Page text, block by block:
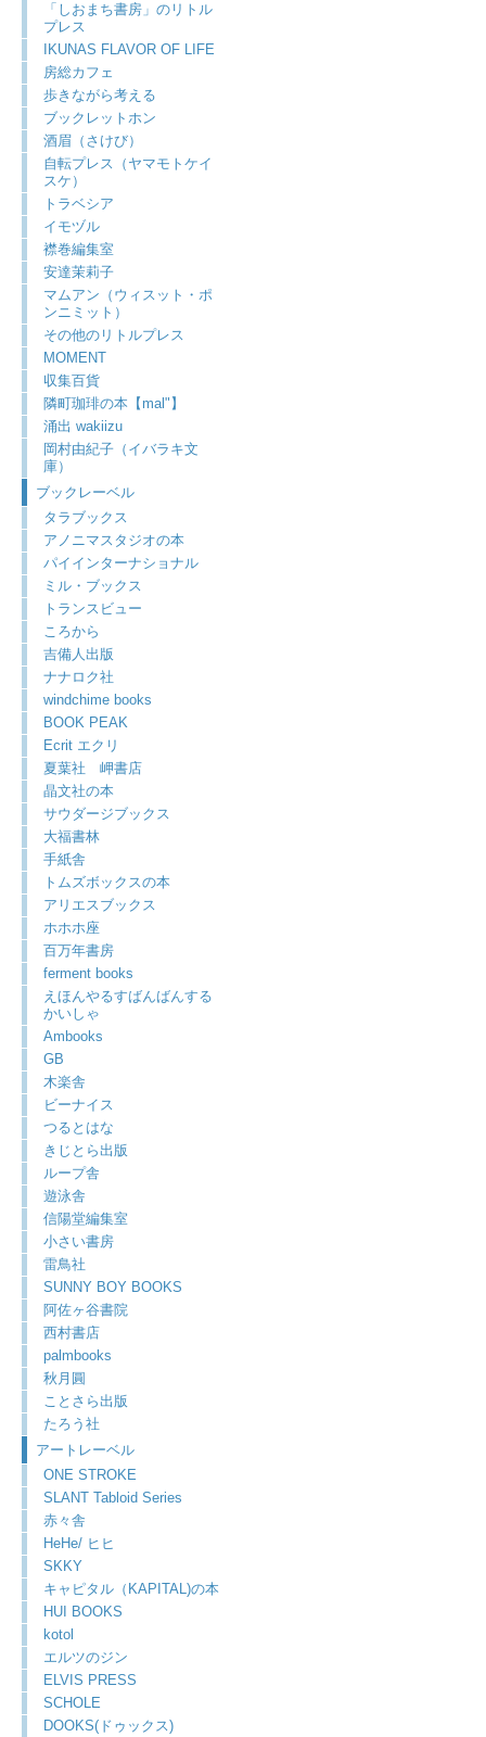
「しおまち書房」のリトル
プレス
IKUNAS FLAVOR OF LIFE
房総カフェ
歩きながら考える
ブックレットホン
酒眉（さけび）
自転プレス（ヤマモトケイ
スケ）
トラベシア
イモヅル
襟巻編集室
安達茉莉子
マムアン（ウィスット・ポ
ンニミット）
その他のリトルプレス
MOMENT
収集百貨
隣町珈琲の本【mal"】
涌出 wakiizu
岡村由紀子（イバラキ文
庫）
ブックレーベル
タラブックス
アノニマスタジオの本
パイインターナショナル
ミル・ブックス
トランスビュー
ころから
吉備人出版
ナナロク社
windchime books
BOOK PEAK
Ecrit エクリ
夏葉社 岬書店
晶文社の本
サウダージブックス
大福書林
手紙舎
トムズボックスの本
アリエスブックス
ホホホ座
百万年書房
ferment books
えほんやるすばんばんする
かいしゃ
Ambooks
GB
木楽舎
ビーナイス
つるとはな
きじとら出版
ループ舎
遊泳舎
信陽堂編集室
小さい書房
雷鳥社
SUNNY BOY BOOKS
阿佐ヶ谷書院
西村書店
palmbooks
秋月圓
ことさら出版
たろう社
アートレーベル
ONE STROKE
SLANT Tabloid Series
赤々舎
HeHe/ ヒヒ
SKKY
キャピタル（KAPITAL)の本
HUI BOOKS
kotol
エルツのジン
ELVIS PRESS
SCHOLE
DOOKS(ドゥックス)